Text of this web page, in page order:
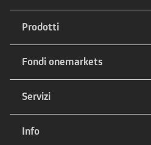
Prodotti
Fondi onemarkets
Servizi
Info